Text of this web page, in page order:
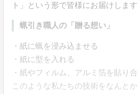
ト」という形で皆様にお届けします
蝋引き職人の「贈る想い」
・紙に蝋を浸み込ませる
・紙に型を入れる
・紙やフィルム、アルミ箔を貼り
このような私たちの技術をなんと